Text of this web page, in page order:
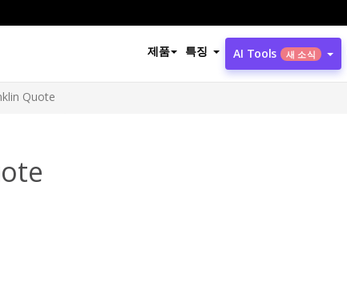
제품 특징 AI Tools 새 소식
Quote